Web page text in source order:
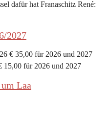
dafür hat Franaschitz René:
2027
€ 35,00 für 2026 und 2027
15,00 für 2026 und 2027
Laa